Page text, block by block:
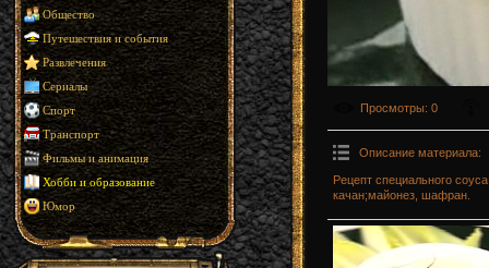
Общество
Путешествия и события
Развлечения
Сериалы
Спорт
Транспорт
Фильмы и анимация
Хобби и образование
Юмор
Просмотры: 0
Описание материала:
Рецепт специального
качан;майонез, шафран.